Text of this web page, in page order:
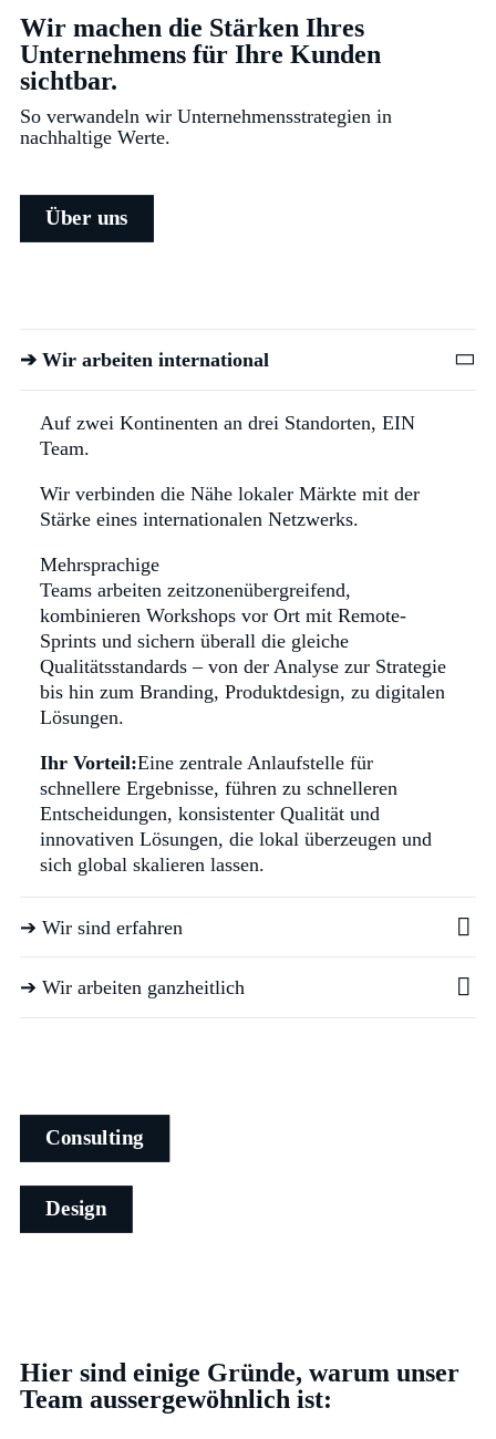
Wir machen die Stärken Ihres
Unternehmens für Ihre Kunden
sichtbar.
So verwandeln wir Unternehmensstrategien in
nachhaltige Werte.
Über uns
➔ Wir arbeiten international
Auf zwei Kontinenten an drei Standorten, EIN
Team.
Wir verbinden die Nähe lokaler Märkte mit der
Stärke eines internationalen Netzwerks.
Mehrsprachige
Teams arbeiten zeitzonenübergreifend,
kombinieren Workshops vor Ort mit Remote-
Sprints und sichern überall die gleiche
Qualitätsstandards – von der Analyse zur Strategie
bis hin zum Branding, Produktdesign, zu digitalen
Lösungen.
Ihr Vorteil:Eine zentrale Anlaufstelle für
schnellere Ergebnisse, führen zu schnelleren
Entscheidungen, konsistenter Qualität und
innovativen Lösungen, die lokal überzeugen und
sich global skalieren lassen.
➔ Wir sind erfahren
➔ Wir arbeiten ganzheitlich
Consulting
Design
Hier sind einige Gründe, warum unser
Team aussergewöhnlich ist: